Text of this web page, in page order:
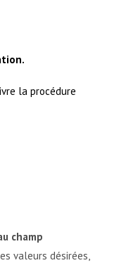
la procédure
champ
valeurs désirées,